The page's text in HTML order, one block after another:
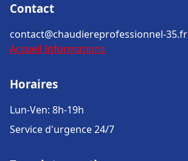
Contact
contact@chaudiereprofessionnel-35.fr
Accueil Informations
Horaires
Lun-Ven: 8h-19h
Service d'urgence 24/7